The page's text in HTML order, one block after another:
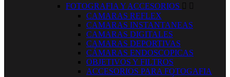
FOTOGRAFIA Y ACCESORIOS  
CAMARAS REFLEX
CAMARAS INSTANTANEAS
CAMARAS DIGITALES
CAMARAS DEPORTIVAS
CÁMARAS ENDOSCOPICAS
OBJETIVOS Y FILTROS
ACCESORIOS PARA FOTOGAFIA